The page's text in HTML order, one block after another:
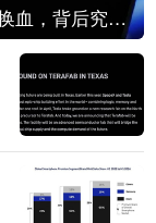
谷歌AI大换血，背后究竟发生了什么？